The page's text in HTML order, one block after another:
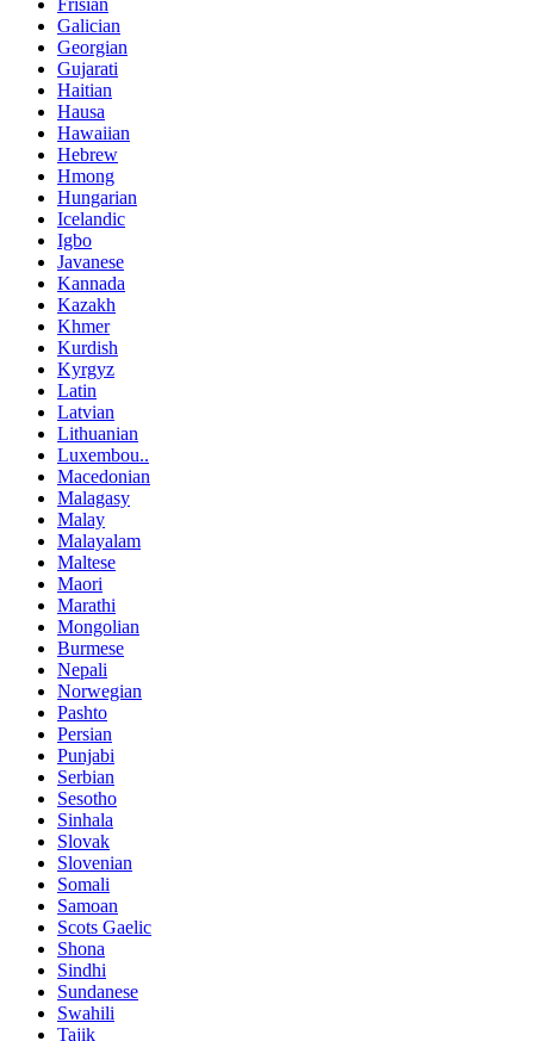
Galician
Georgian
Gujarati
Haitian
Hausa
Hawaiian
Hebrew
Hmong
Hungarian
Icelandic
Igbo
Javanese
Kannada
Kazakh
Khmer
Kurdish
Kyrgyz
Latin
Latvian
Lithuanian
Luxembou..
Macedonian
Malagasy
Malay
Malayalam
Maltese
Maori
Marathi
Mongolian
Burmese
Nepali
Norwegian
Pashto
Persian
Punjabi
Serbian
Sesotho
Sinhala
Slovak
Slovenian
Somali
Samoan
Scots Gaelic
Shona
Sindhi
Sundanese
Swahili
Tajik